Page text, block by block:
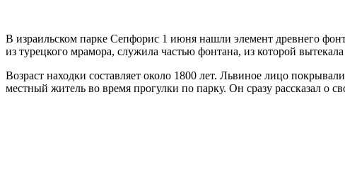
В израильском парке Сепфорис 1 июня нашли элемент древнего
из турецкого мрамора, служила частью фонтана, из которой вытекала
Возраст находки составляет около 1800 лет. Львиное лицо
местный житель во время прогулки по парку. Он сразу рассказал о